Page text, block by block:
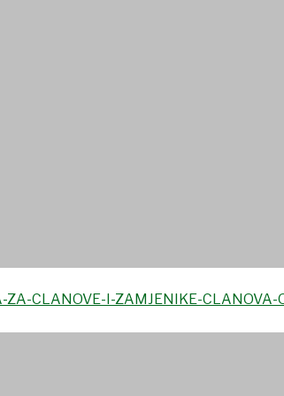
kandidata za
ZA-CLANOVE-I-ZAMJENIKE-